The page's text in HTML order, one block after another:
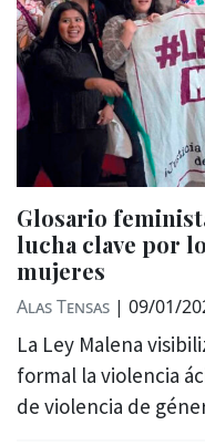
Glosario
lucha clave por
mujeres
Alas Tensas | 09/01/
La Ley Malena
formal la violencia
de violencia de